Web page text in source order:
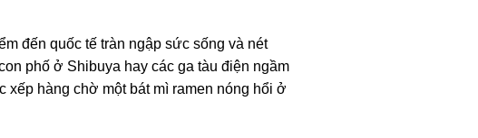
đến quốc tế tràn ngập sức sống và nét
phố ở Shibuya hay các ga tàu điện ngầm
xếp hàng chờ một bát mì ramen nóng hổi ở